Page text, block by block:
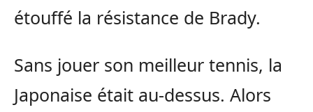
étouffé la résistance de Brady.
Sans jouer son meilleur tennis, la
Japonaise était au-dessus. Alors